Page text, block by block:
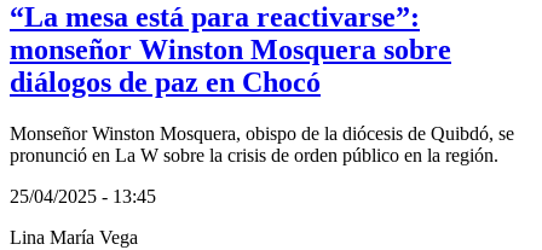
“La mesa está para reactivarse”:
monseñor Winston Mosquera sobre
diálogos de paz en Chocó
Monseñor Winston Mosquera, obispo de la diócesis de Quibdó, se
pronunció en La W sobre la crisis de orden público en la región.
25/04/2025 - 13:45
Lina María Vega